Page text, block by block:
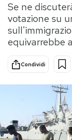
Tecnologia
Internet
Scienza
Cultura
Economia
PODCAST
Se ne
votazione su
equivarrebbe
Condividi